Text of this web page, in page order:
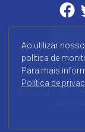
Ao utilizar
política de
Para mais
Política de
© Copyright 2022